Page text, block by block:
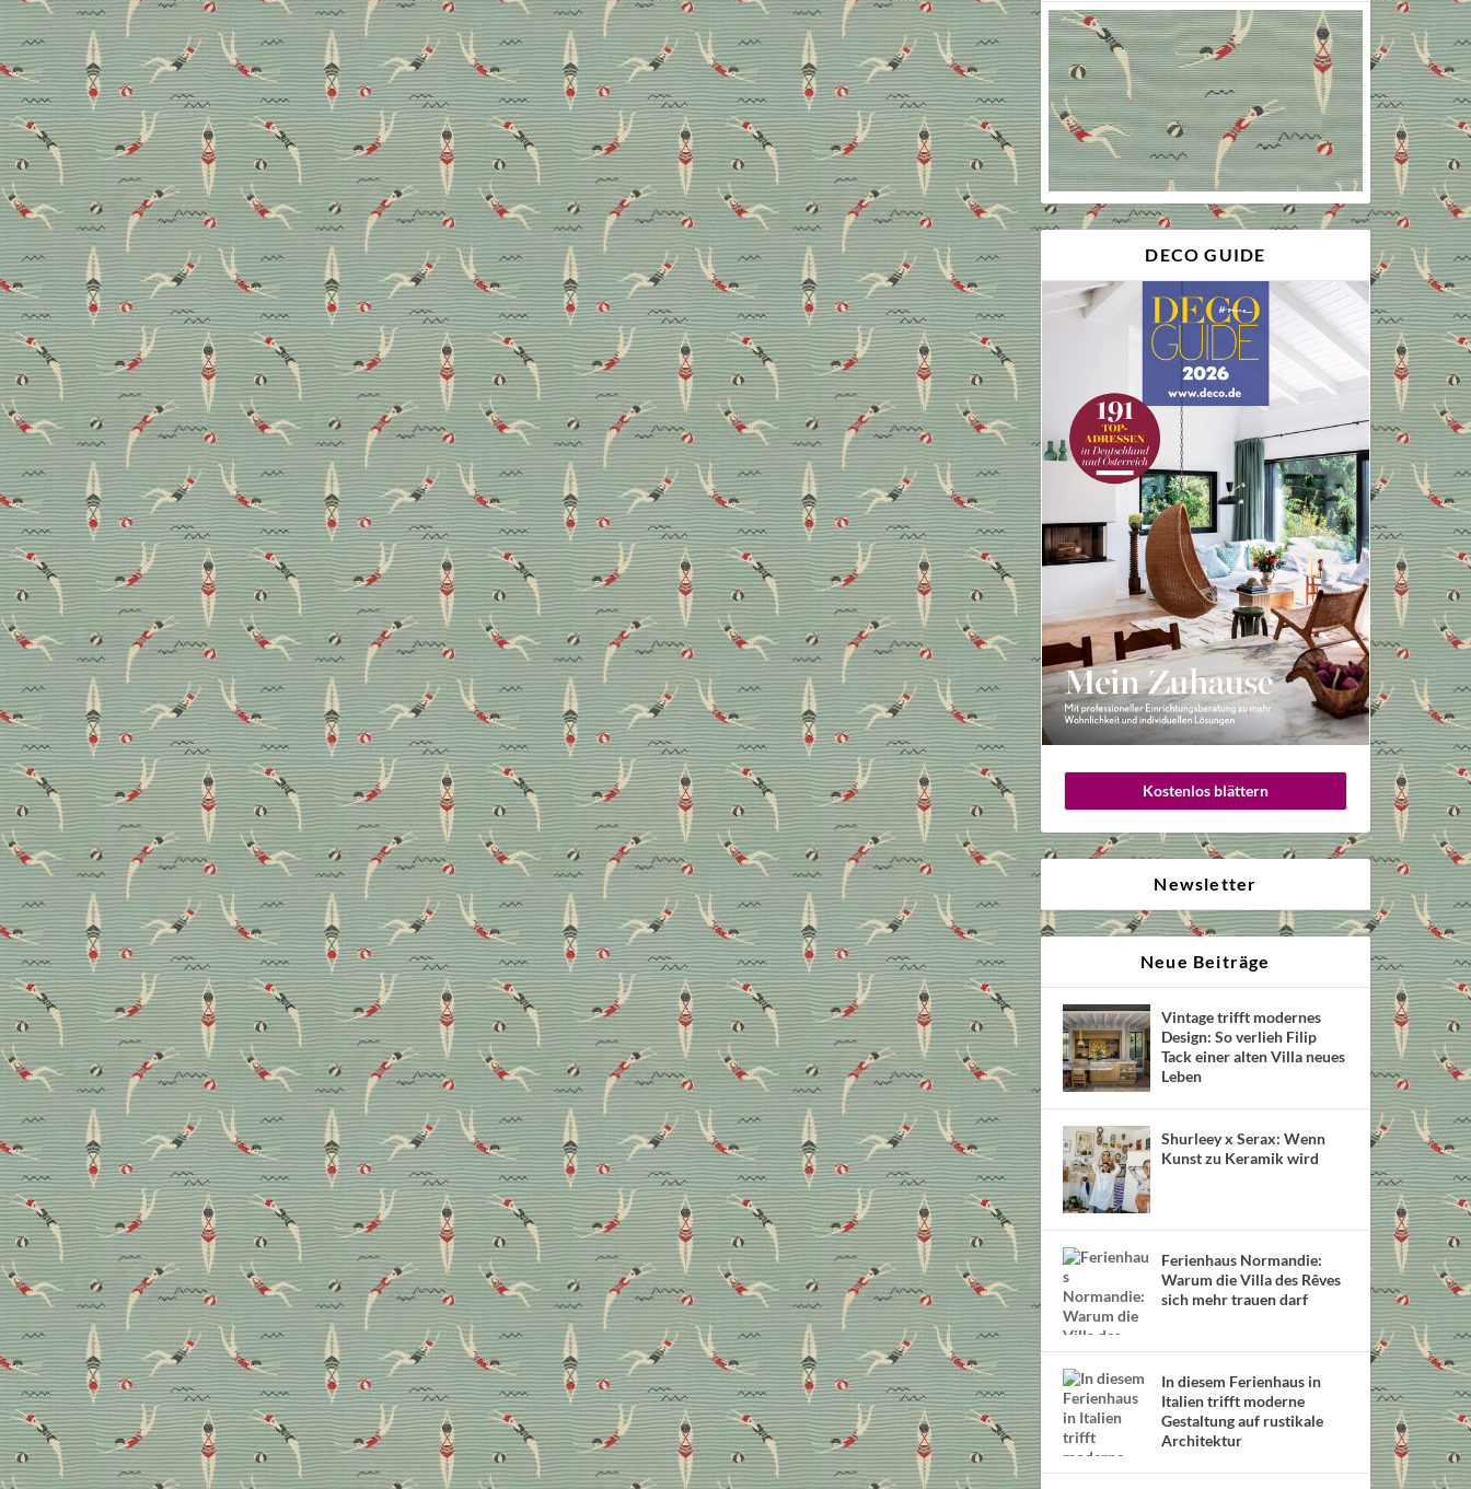
Pierre Frey meets Louvre und wir sagen: chic!
Die Entschlüsselung der Hieroglyphen vor exakt 200 Jahren nahm der Textilediteur Pierre Frey zum Anlass, eine
ganz und gar ungewöhnliche Stoffkollektion aufzulegen. In Kooperation mit dem Louvre entstanden „Merveille
d’Égypte“ – die Wunderwerke Ägyptens. Die Tapeten, Stoffe und Teppiche zeigen: antike Formen können
hochmodern sein. Allein die Inszenierung in den heiligen Hallen des berühmten Kunstmuseums ist einen Blick wert.
Stoffe
DECO GUIDE
Kostenlos blättern
Newsletter
Neue Beiträge
Vintage trifft modernes
Design: So verlieh Filip
Tack einer alten Villa neues
Leben
Shurleey x Serax: Wenn
Kunst zu Keramik wird
Ferienhaus Normandie:
Warum die Villa des Rêves
sich mehr trauen darf
In diesem Ferienhaus in
Italien trifft moderne
Gestaltung auf rustikale
Architektur